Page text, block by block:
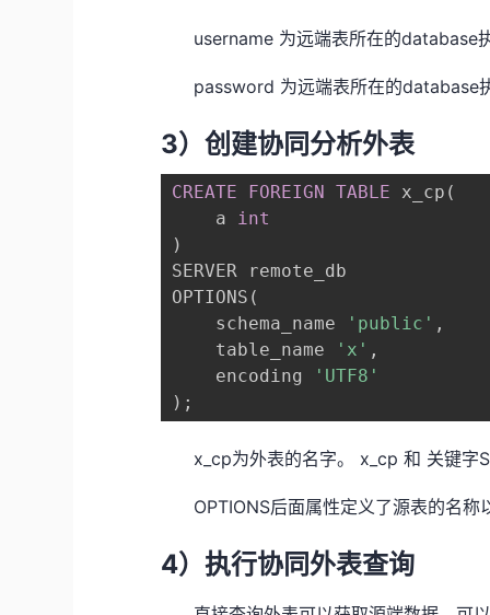
username 为远端表所在的database
password 为远端表所在的database
3）创建协同分析外表
CREATE FOREIGN TABLE x_cp (
    a
int
)
SERVER remote_db
OPTIONS (
    schema_name
'public' ,
    table_name
'x' ,
    encoding
'UTF8'
) ;
x_cp为外表的名字。 x_cp 和 关键字
OPTIONS后面属性定义了源表的名称
4）执行协同外表查询